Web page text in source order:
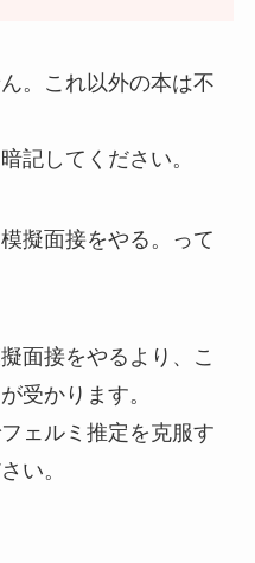
。これ以外の本は不
記してください。
擬面接をやる。って
面接をやるより、こ
受かります。
ェルミ推定を克服す
い。